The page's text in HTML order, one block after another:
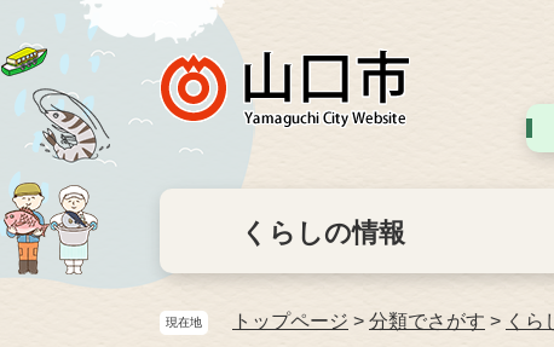
くらしの情報
現在地 トップページ > 分類でさがす > くら